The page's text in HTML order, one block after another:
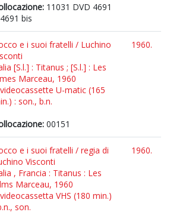
11031 DVD 4691
bis
e i suoi fratelli / Luchino
[S.l.] : Titanus ; [S.l.] : Les
Marceau, 1960
U-matic (165
: son., b.n.
00151
1960.
e i suoi fratelli / regia di
Visconti
, Francia : Titanus : Les
Marceau, 1960
VHS (180 min.)
son.
1960.